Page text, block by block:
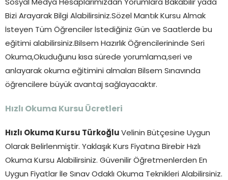
Sosyal Medya Hesaplarımızdan Yorumlara Bakabilir yada
Bizi Arayarak Bilgi Alabilirsiniz.Sözel Mantık Kursu Almak
İsteyen Tüm Öğrenciler İstediğiniz Gün ve Saatlerde bu
eğitimi alabilirsiniz.Bilsem Hazırlık Öğrencilerininde Seri
Okuma,Okuduğunu kısa sürede yorumlama,seri ve
anlayarak okuma eğitimini almaları Bilsem Sınavında
öğrencilere büyük avantaj sağlayacaktır.
Hızlı Okuma Kursu Ücretleri
Hızlı Okuma Kursu Türkoğlu Velinin Bütçesine Uygun
Olarak Belirlenmiştir. Yaklaşık Kurs Fiyatına Birebir Hızlı
Okuma Kursu Alabilirsiniz. Güvenilir Öğretmenlerden En
Uygun Fiyatlar İle Sınav Odaklı Okuma Teknikleri Alabilirsiniz.